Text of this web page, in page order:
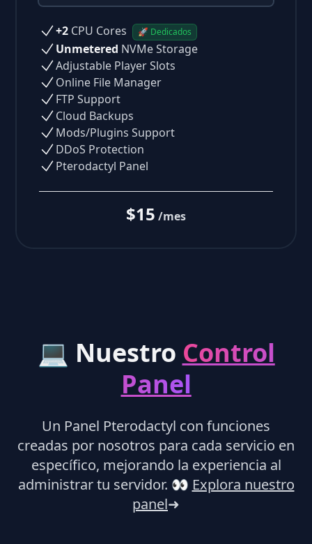
+2 CPU Cores 🚀 Dedicados
Unmetered NVMe Storage
Adjustable Player Slots
Online File Manager
FTP Support
Cloud Backups
Mods/Plugins Support
DDoS Protection
Pterodactyl Panel
$15 /mes
💻 Nuestro Control
Panel
Un Panel Pterodactyl con funciones
creadas por nosotros para cada servicio en
específico, mejorando la experiencia al
administrar tu servidor. 👀 Explora nuestro
panel➜